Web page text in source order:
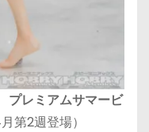
レミアムサマービ
第2週登場）